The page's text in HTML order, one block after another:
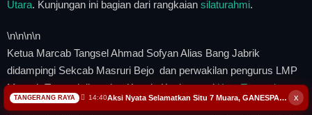
Utara. Kunjungan ini bagian dari rangkaian silaturahmi.
\n\n\n\n
Ketua Marcab Tangsel Ahmad Sofyan Alias Bang Jabrik
didampingi Sekcab Masruri Bejo dan perwakilan pengurus LMP
Marcab Tangsel disambut Kepala KesbangpolKota Tangsel
Chaerul Saleh didampingi Sekban Salbini dan disaksikan Iptu
x
TANGERANG RAYA 14:40 Aksi Nyata Selamatkan Situ 7 Muara, GANESPA Libatkan Karang Taruna dan Komunitas